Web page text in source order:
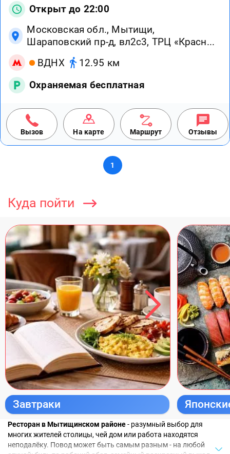
Открыт до 22:00
Московская обл., Мытищи,
Шараповский пр-д, вл2с3, ТРЦ «Красн...
ВДНХ
12.95 км
Охраняемая бесплатная
Вызов На карте Маршрут Отзывы
1
Куда пойти
Завтраки
Ресторан в Мытищинском районе- разумный выбор для
многих жителей столицы, чей дом или работа находятся
неподалёку. Повод может быть самым разным - на любой